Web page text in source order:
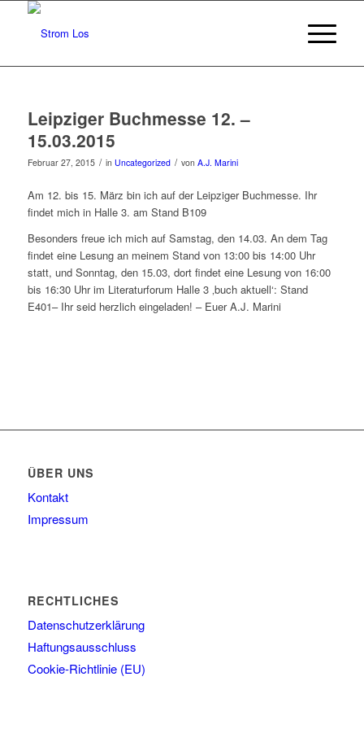
Leipziger Buchmesse 12. –
15.03.2015
Februar 27, 2015 / in Uncategorized / von A.J. Marini
Am 12. bis 15. März bin ich auf der Leipziger Buchmesse. Ihr
findet mich in Halle 3. am Stand B109
Besonders freue ich mich auf Samstag, den 14.03. An dem Tag
findet eine Lesung an meinem Stand von 13:00 bis 14:00 Uhr
statt, und Sonntag, den 15.03, dort findet eine Lesung von 16:00
bis 16:30 Uhr im Literaturforum Halle 3 ‚buch aktuell‘: Stand
E401– Ihr seid herzlich eingeladen! – Euer A.J. Marini
ÜBER UNS
Kontakt
Impressum
RECHTLICHES
Datenschutzerklärung
Haftungsausschluss
Cookie-Richtlinie (EU)